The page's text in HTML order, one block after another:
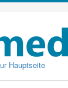
Hauptseite